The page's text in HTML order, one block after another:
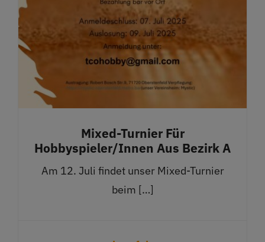
Mixed-Turnier Für
Hobbyspieler/innen Aus Bezirk A
Am 12. Juli findet unser Mixed-Turnier
beim […]